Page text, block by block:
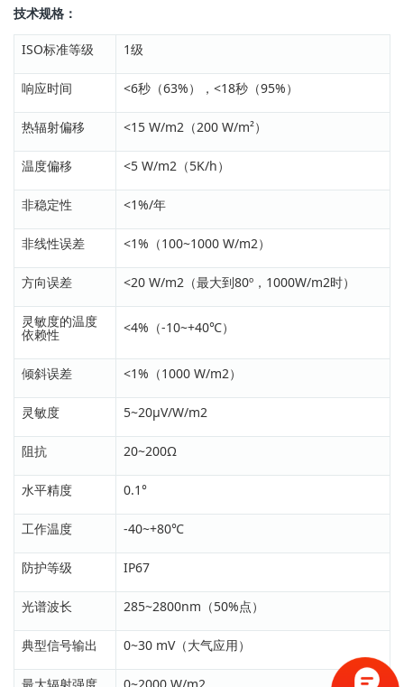
技术规格：
ISO标准等级 1级
响应时间 <6秒（63%），<18秒（95%）
热辐射偏移 <15 W/m2（200 W/m²）
温度偏移 <5 W/m2（5K/h）
非稳定性 <1%/年
非线性误差 <1%（100~1000 W/m2）
方向误差 <20 W/m2（最大到80º，1000W/m2时）
灵敏度的温度
依赖性 <4%（-10~+40℃）
倾斜误差 <1%（1000 W/m2）
灵敏度 5~20μV/W/m2
阻抗 20~200Ω
水平精度 0.1°
工作温度 -40~+80℃
防护等级 IP67
光谱波长 285~2800nm（50%点）
典型信号输出 0~30 mV（大气应用）